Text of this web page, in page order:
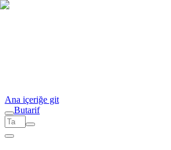
Ana içeriğe git
Butarif